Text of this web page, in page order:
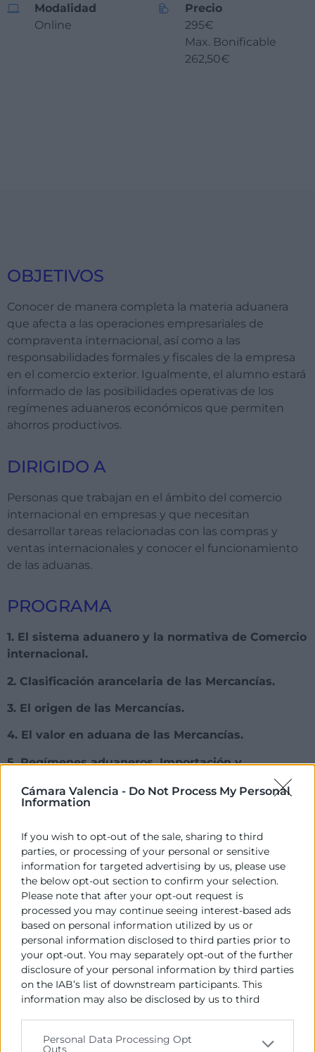
Cámara Valencia - Do Not Process My Personal
Information
If you wish to opt-out of the sale, sharing to third
parties, or processing of your personal or sensitive
information for targeted advertising by us, please use
the below opt-out section to confirm your selection.
Please note that after your opt-out request is
processed you may continue seeing interest-based ads
based on personal information utilized by us or
personal information disclosed to third parties prior to
your opt-out. You may separately opt-out of the further
disclosure of your personal information by third parties
on the IAB’s list of downstream participants. This
information may also be disclosed by us to third
Personal Data Processing Opt
Outs
Modalidad
Online
Precio
295€
Max. Bonificable
262,50€
OBJETIVOS
Conocer de manera completa la materia aduanera
que afecta a las operaciones empresariales de
compraventa internacional, así como a las
responsabilidades formales y fiscales de la empresa
en el comercio exterior. Igualmente, el alumno estará
informado de las posibilidades operativas de los
regímenes aduaneros económicos que permiten
ahorros productivos.
DIRIGIDO A
Personas que trabajan en el ámbito del comercio
internacional en empresas y que necesitan
desarrollar tareas relacionadas con las compras y
ventas internacionales y conocer el funcionamiento
de las aduanas.
PROGRAMA
1. El sistema aduanero y la normativa de Comercio
internacional.
2. Clasificación arancelaria de las Mercancías.
3. El origen de las Mercancías.
4. El valor en aduana de las Mercancías.
5. Regímenes aduaneros. Importación y
6. Fiscalidad en el comercio internacional
7. Intrastat.
PONENTES
Remigi Palmés
Licenciado en Management internacional por ESMA.
Dedicado a la formación empresarial de gerentes y
mandos intermedios, en materia de dirección y
gestión empresarial, comercio internacional y
consultoría estratégica especializada en pymes.
METODOLOGÍA